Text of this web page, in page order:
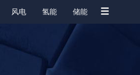
风电 氢能 储能